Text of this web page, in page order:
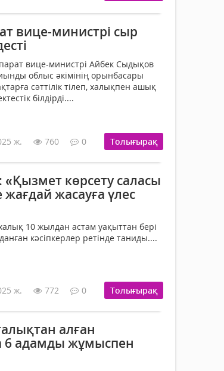
вице-министрі сыр
вице-министрі Айбек Сыдықов
облыс әкімінің орынбасары
сәттілік тілеп, халықпен ашық
білдірді....
ж. 760 0 Толығырақ
көрсету саласы
жасауға үлес
10 жылдан астам уақыттан бері
кәсіпкерлер ретінде таниды....
ж. 772 0 Толығырақ
алған
адамды жұмыспен